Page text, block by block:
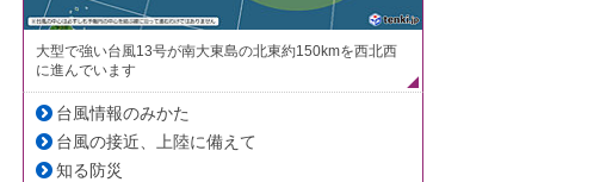
大型で強い台風13号が南大東島の北東約150kmを西北西
に進んでいます
台風情報のみかた
台風の接近、上陸に備えて
知る防災